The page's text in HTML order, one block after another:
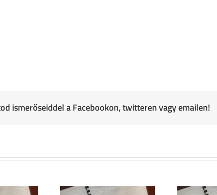
ismerőseiddel a Facebookon, twitteren vagy emailen!